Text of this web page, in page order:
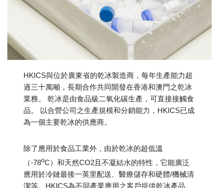
HKICS與位於廣東省的乾冰製造商，每年生產能力超
過三十萬噸，長期合作共同開發在香港和澳門之乾冰
業務。 乾冰是由食品級二氧化碳生產，可直接接觸食
品。 以合營公司之生產規模和分銷能力，HKICS已成
為一個主要乾冰的供應商。
除了應用於食品工業外，由於乾冰的超低溫
（-78oC）和天然CO2且不凝結水的特性，它能廣泛
應用於冷鏈最後一英里配送、醫療儲存和硬體/機械清
潔等。HKICS為不同產業應用之客戶提供乾冰產品。